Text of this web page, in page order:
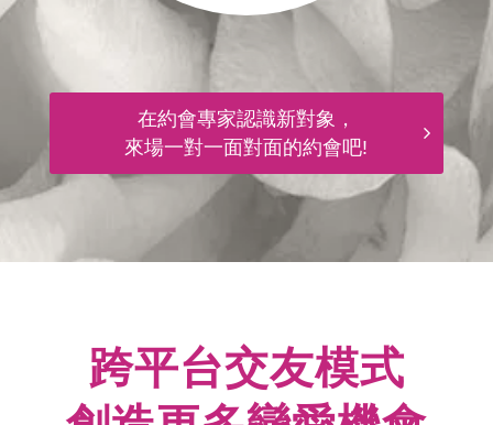
在約會專家認識新對象，
來場一對一面對面的約會吧!
跨平台交友模式